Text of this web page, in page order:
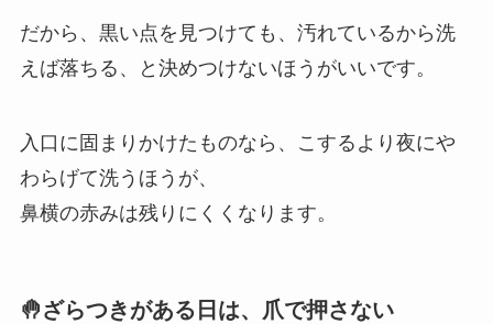
だから、黒い点を見つけても、汚れているから洗
えば落ちる、と決めつけないほうがいいです。
入口に固まりかけたものなら、こするより夜にや
わらげて洗うほうが、
鼻横の赤みは残りにくくなります。
🤚ざらつきがある日は、爪で押さない